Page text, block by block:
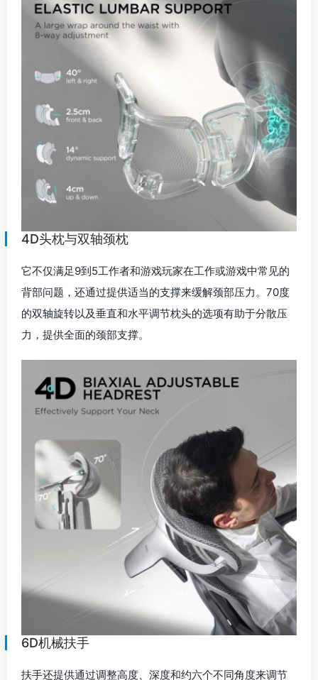
4D头枕与双轴颈枕
它不仅满足9到5工作者和游戏玩家在工作或游戏中常见的
背部问题，还通过提供适当的支撑来缓解颈部压力。70度
的双轴旋转以及垂直和水平调节枕头的选项有助于分散压
力，提供全面的颈部支撑。
6D机械扶手
扶手还提供通过调整高度、深度和约六个不同角度来调节